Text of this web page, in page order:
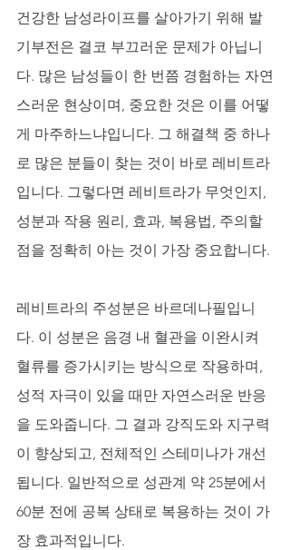
건강한 남성라이프를 살아가기 위해 발
기부전은 결코 부끄러운 문제가 아닙니
다. 많은 남성들이 한 번쯤 경험하는 자연
스러운 현상이며, 중요한 것은 이를 어떻
게 마주하느냐입니다. 그 해결책 중 하나
로 많은 분들이 찾는 것이 바로 레비트라
입니다. 그렇다면 레비트라가 무엇인지,
성분과 작용 원리, 효과, 복용법, 주의할
점을 정확히 아는 것이 가장 중요합니다.
레비트라의 주성분은 바르데나필입니
다. 이 성분은 음경 내 혈관을 이완시켜
혈류를 증가시키는 방식으로 작용하며,
성적 자극이 있을 때만 자연스러운 반응
을 도와줍니다. 그 결과 강직도와 지구력
이 향상되고, 전체적인 스테미나가 개선
됩니다. 일반적으로 성관계 약 25분에서
60분 전에 공복 상태로 복용하는 것이 가
장 효과적입니다.